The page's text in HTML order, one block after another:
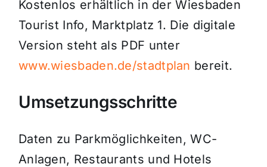
Kostenlos erhältlich in der Wiesbaden
Tourist Info, Marktplatz 1. Die digitale
Version steht als PDF unter
www.wiesbaden.de/stadtplan bereit.
Umsetzungsschritte
Daten zu Parkmöglichkeiten, WC-
Anlagen, Restaurants und Hotels